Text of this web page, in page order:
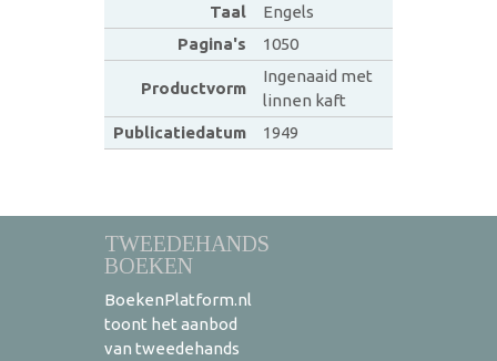
Taal
Engels
Pagina's
1050
Productvorm
Ingenaaid met
linnen kaft
Publicatiedatum
1949
TWEEDEHANDS
BOEKEN
BoekenPlatform.nl
toont het aanbod
van tweedehands